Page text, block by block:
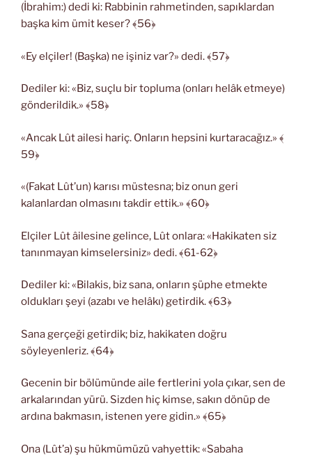
(İbrahim:) dedi ki: Rabbinin rahmetinden, sapıklardan
başka kim ümit keser? ﴾56﴿
«Ey elçiler! (Başka) ne işiniz var?» dedi. ﴾57﴿
Dediler ki: «Biz, suçlu bir topluma (onları helâk etmeye)
gönderildik.» ﴾58﴿
«Ancak Lût ailesi hariç. Onların hepsini kurtaracağız.» ﴾
59﴿
«(Fakat Lût’un) karısı müstesna; biz onun geri
kalanlardan olmasını takdir ettik.» ﴾60﴿
Elçiler Lût âilesine gelince, Lût onlara: «Hakikaten siz
tanınmayan kimselersiniz» dedi. ﴾61-62﴿
Dediler ki: «Bilakis, biz sana, onların şüphe etmekte
oldukları şeyi (azabı ve helâkı) getirdik. ﴾63﴿
Sana gerçeği getirdik; biz, hakikaten doğru
söyleyenleriz. ﴾64﴿
Gecenin bir bölümünde aile fertlerini yola çıkar, sen de
arkalarından yürü. Sizden hiç kimse, sakın dönüp de
ardına bakmasın, istenen yere gidin.» ﴾65﴿
Ona (Lût’a) şu hükmümüzü vahyettik: «Sabaha